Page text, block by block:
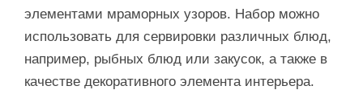
элементами мраморных узоров. Набор можно
использовать для сервировки различных блюд,
например, рыбных блюд или закусок, а также в
качестве декоративного элемента интерьера.